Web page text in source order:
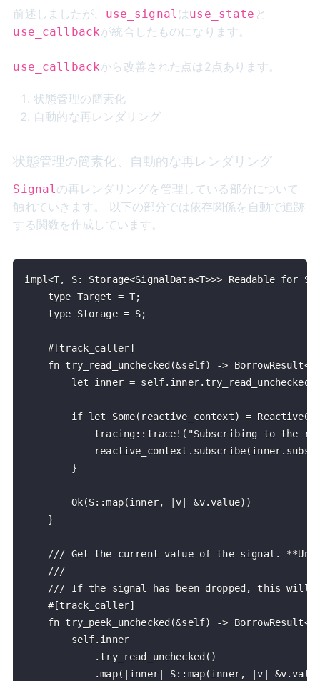
前述しましたが、 use_signal はuse_state と
use_callbackが統合したものになります。
use_callbackから改善された点は2点あります。
状態管理の簡素化
自動的な再レンダリング
状態管理の簡素化、自動的な再レンダリング
Signalの再レンダリングを管理している部分について
触れていきます。 以下の部分では依存関係を自動で追跡
する関数を作成しています。